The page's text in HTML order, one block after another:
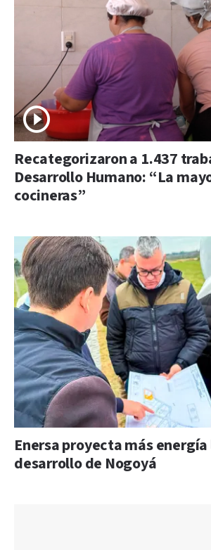
Recategorizaron a 1.437
Desarrollo Humano: “La
cocineras”
Enersa proyecta más
desarrollo de Nogoyá